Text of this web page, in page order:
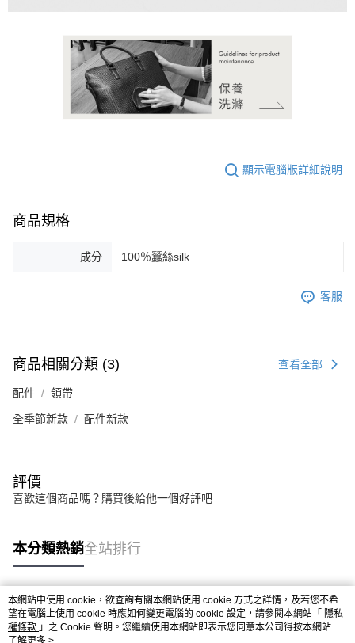
顯示電腦版詳細說明
商品規格
成分 100％蠶絲silk
客服
商品相關分類 (3) 查看全部
配件 領帶
全季節新款 配件新款
評價
喜歡這個商品嗎？購買後給他一個好評吧
本分類熱銷全站排行
熱門標籤
本網站中使用 cookie，欲查詢有關本網站使用 cookie 方式之詳情，及若您不希
望在電腦上使用 cookie 時應如何變更電腦的 cookie 設定，請參閱本網站「 隱私
權條款 」之 Cookie 聲明。您繼續使用本網站即表示您同意本公司得按本網站使
用條款之 Cookie 聲明使用 cookie。
了解更多 >